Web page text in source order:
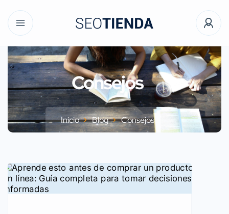
Consejos
Inicio Blog Consejos